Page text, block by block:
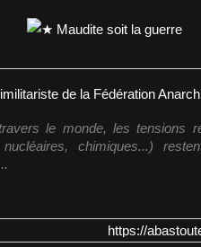
le monde, les tensions
nucléaires, chimiques...)
https://